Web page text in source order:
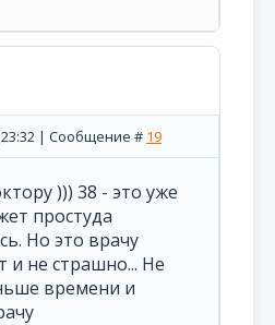
23:32 | Сообщение # 19
))) 38 - это уже
простуда
Но это врачу
и не страшно... Не
времени и